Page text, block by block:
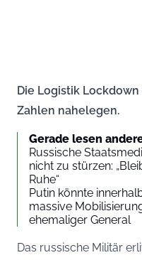
Die Logistik
Zahlen nahelegen.
Gerade lesen
Russische
nicht zu stürzen:
Ruhe“
Putin könnte
massive
ehemaliger General
Das russische Militär